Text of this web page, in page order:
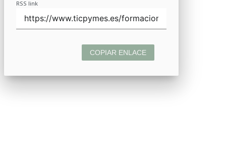
RSS link
COPIAR ENLACE